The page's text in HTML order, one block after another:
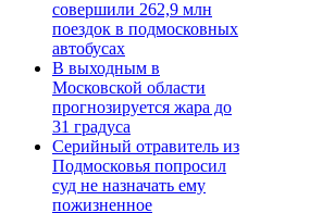
совершили 262,9 млн
поездок в подмосковных
автобусах
В выходным в
Московской области
прогнозируется жара до
31 градуса
Серийный отравитель из
Подмосковья попросил
суд не назначать ему
пожизненное